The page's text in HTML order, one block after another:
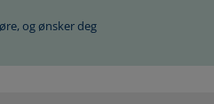
og ønsker deg